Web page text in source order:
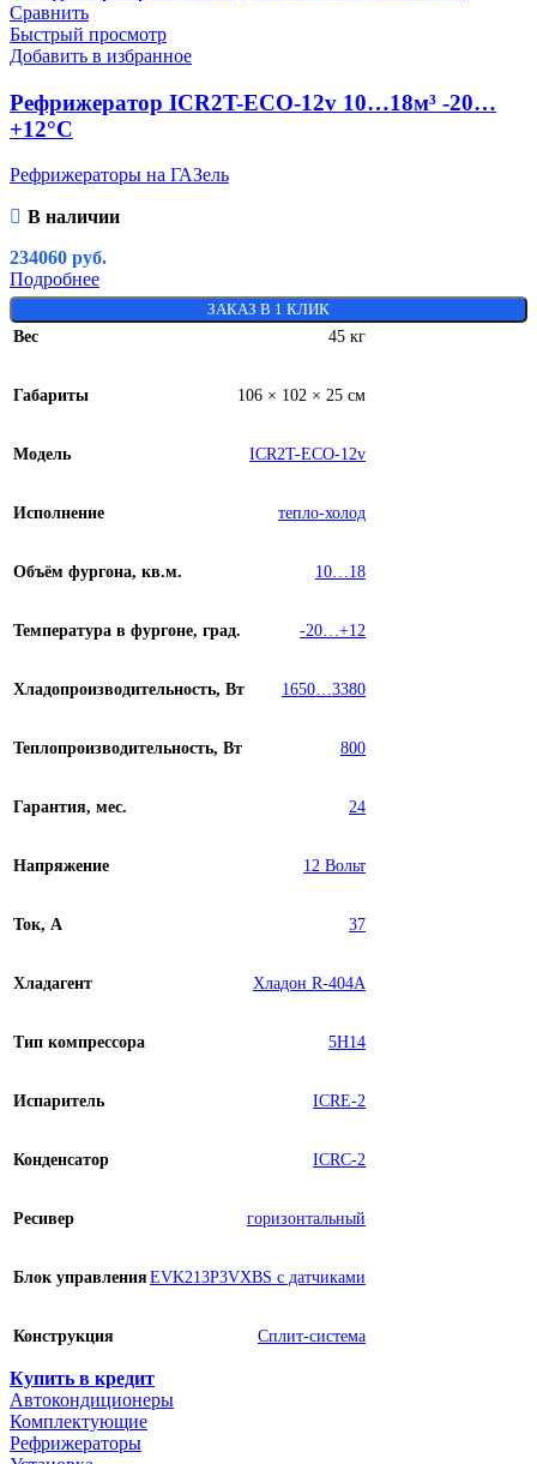
Сравнить
Быстрый просмотр
Добавить в избранное
Рефрижератор ICR2T-ECO-12v 10…18м³ -20…
+12°C
Рефрижераторы на ГАЗель
В наличии
234060 руб.
Подробнее
ЗАКАЗ В 1 КЛИК
Вес 45 кг
Габариты 106 × 102 × 25 см
Модель ICR2T-ECO-12v
Исполнение тепло-холод
Объём фургона, кв.м. 10…18
Температура в фургоне, град. -20…+12
Хладопроизводительность, Вт 1650…3380
Теплопроизводительность, Вт 800
Гарантия, мес. 24
Напряжение 12 Вольт
Ток, А 37
Хладагент Хладон R-404A
Тип компрессора 5H14
Испаритель ICRE-2
Конденсатор ICRC-2
Ресивер горизонтальный
Блок управленияEVK213P3VXBS с датчиками
Конструкция Сплит-система
Купить в кредит
Автокондиционеры
Комплектующие
Рефрижераторы